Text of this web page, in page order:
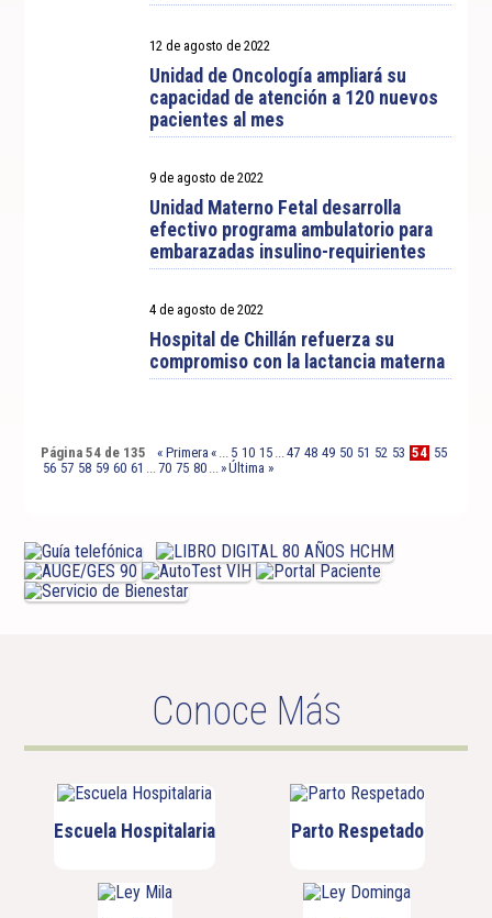
12 de agosto de 2022
Unidad de Oncología ampliará su
capacidad de atención a 120 nuevos
pacientes al mes
9 de agosto de 2022
Unidad Materno Fetal desarrolla
efectivo programa ambulatorio para
embarazadas insulino-requirientes
4 de agosto de 2022
Hospital de Chillán refuerza su
compromiso con la lactancia materna
Página 54 de 135 « Primera « ... 5 10 15 ...47 48 49 50 51 52 53 54 55
56 57 58 59 60 61 ...70 75 80 ...»Última »
Conoce Más
Escuela Hospitalaria Parto Respetado